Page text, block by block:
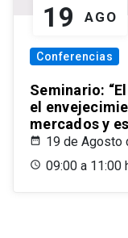
19 AGO
Conferencias
Seminario:
el
mercados y
19 de Agosto
09:00 a 11:00